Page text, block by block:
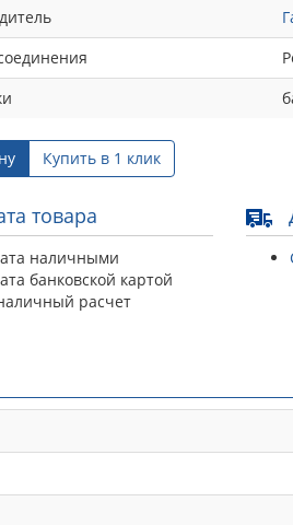
Купить в 1 клик
товара
наличными
банковской картой
расчет